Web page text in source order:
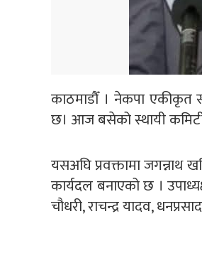
काठमाडौँ । नेकपा एकीकृत
छ। आज बसेको स्थायी
यसअघि प्रवक्तामा
कार्यदल बनाएको छ ।
चौधरी, राचन्द्र यादव,